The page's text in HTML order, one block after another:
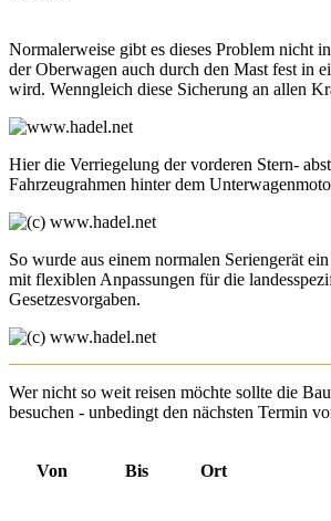
Normalerweise gibt es dieses Problem nicht
der Oberwagen auch durch den Mast fest in
wird. Wenngleich diese Sicherung an allen
Hier die Verriegelung der vorderen Stern-
Fahrzeugrahmen hinter dem
So wurde aus einem normalen Seriengerät
mit flexiblen Anpassungen für die
Gesetzesvorgaben.
Wer nicht so weit reisen möchte sollte die
besuchen - unbedingt den nächsten Termin
Von Bis Ort